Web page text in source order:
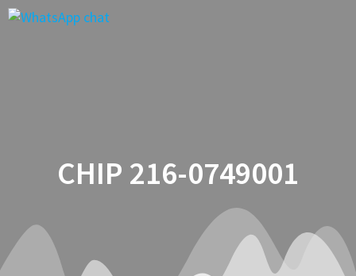
CHIP 216-0749001